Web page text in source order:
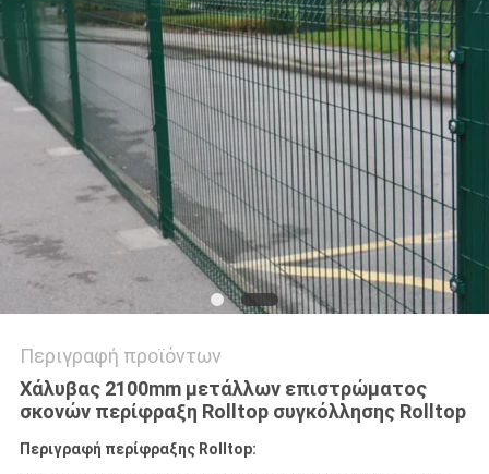
Περιγραφή προϊόντων
Χάλυβας 2100mm μετάλλων επιστρώματος
σκονών περίφραξη Rolltop συγκόλλησης Rolltop
Περιγραφή περίφραξης Rolltop: